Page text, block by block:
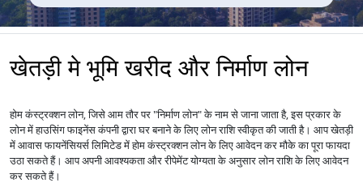
खेतड़ी मे भूमि खरीद और निर्माण लोन
होम कंस्ट्रक्शन लोन, जिसे आम तौर पर "निर्माण लोन" के नाम से जाना जाता है, इस प्रकार के
लोन में हाउसिंग फाइनेंस कंपनी द्वारा घर बनाने के लिए लोन राशि स्वीकृत की जाती है। आप खेतड़ी
में आवास फायनेंसियर्स लिमिटेड में होम कंस्ट्रक्शन लोन के लिए आवेदन कर मौके का पूरा फायदा
उठा सकते हैं। आप अपनी आवश्यकता और रीपेमेंट योग्यता के अनुसार लोन राशि के लिए आवेदन
कर सकते हैं।